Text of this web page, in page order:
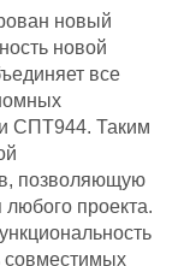
новый
новой
все
СПТ944. Таким
позволяющую
проекта.
совместимых